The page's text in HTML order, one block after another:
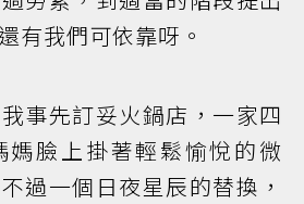
有我們可依靠呀。
事先訂妥火鍋店，一家四
媽臉上掛著輕鬆愉悅的微
過一個日夜星辰的替換，